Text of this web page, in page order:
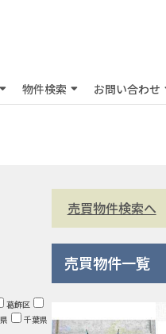
物件検索 お問い合わせ
葛飾区
千葉県
売買物件検索へ
売買物件一覧